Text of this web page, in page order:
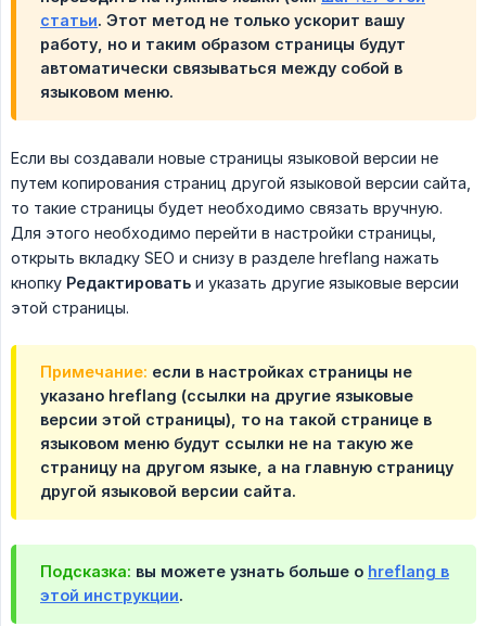
статьи. Этот метод не только ускорит вашу
работу, но и таким образом страницы будут
автоматически связываться между собой в
языковом меню.
Если вы создавали новые страницы языковой версии не
путем копирования страниц другой языковой версии сайта,
то такие страницы будет необходимо связать вручную.
Для этого необходимо перейти в настройки страницы,
открыть вкладку SEO и снизу в разделе hreflang нажать
кнопку Редактировать и указать другие языковые версии
этой страницы.
Примечание: если в настройках страницы не
указано hreflang (ссылки на другие языковые
версии этой страницы), то на такой странице в
языковом меню будут ссылки не на такую же
страницу на другом языке, а на главную страницу
другой языковой версии сайта.
Подсказка: вы можете узнать больше о hreflang в
этой инструкции.